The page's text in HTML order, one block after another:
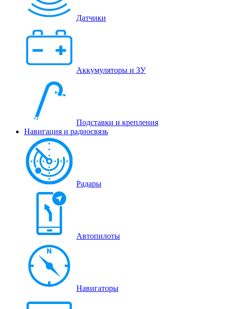
Датчики
Аккумуляторы и ЗУ
Подставки и крепления
Навигация и радиосвязь
Радары
Автопилоты
Навигаторы